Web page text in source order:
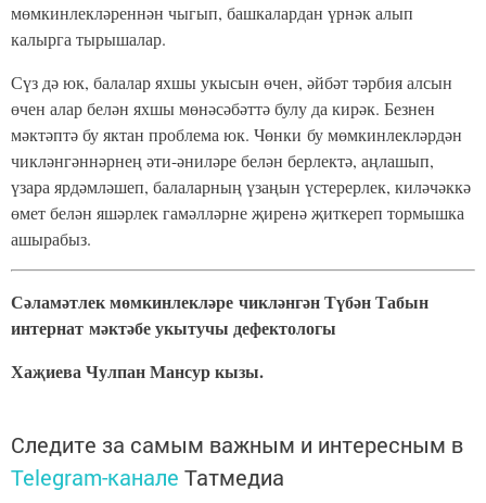
мөмкинлекләреннән чыгып, башкалардан үрнәк алып
калырга тырышалар.
Сүз дә юк, балалар яхшы укысын өчен, әйбәт тәрбия алсын
өчен алар белән яхшы мөнәсәбәттә булу да кирәк. Безнен
мәктәптә бу яктан проблема юк. Чөнки бу мөмкинлекләрдән
чикләнгәннәрнең әти-әниләре белән берлектә, аңлашып,
үзара ярдәмләшеп, балаларның үзаңын үстерерлек, киләчәккә
өмет белән яшәрлек гамәлләрне җиренә җиткереп тормышка
ашырабыз.
Сәламәтлек мөмкинлекләре чикләнгән Түбән Табын
интернат мәктәбе укытучы дефектологы
Хаҗиева Чулпан Мансур кызы.
Следите за самым важным и интересным в
Telegram-канале Татмедиа